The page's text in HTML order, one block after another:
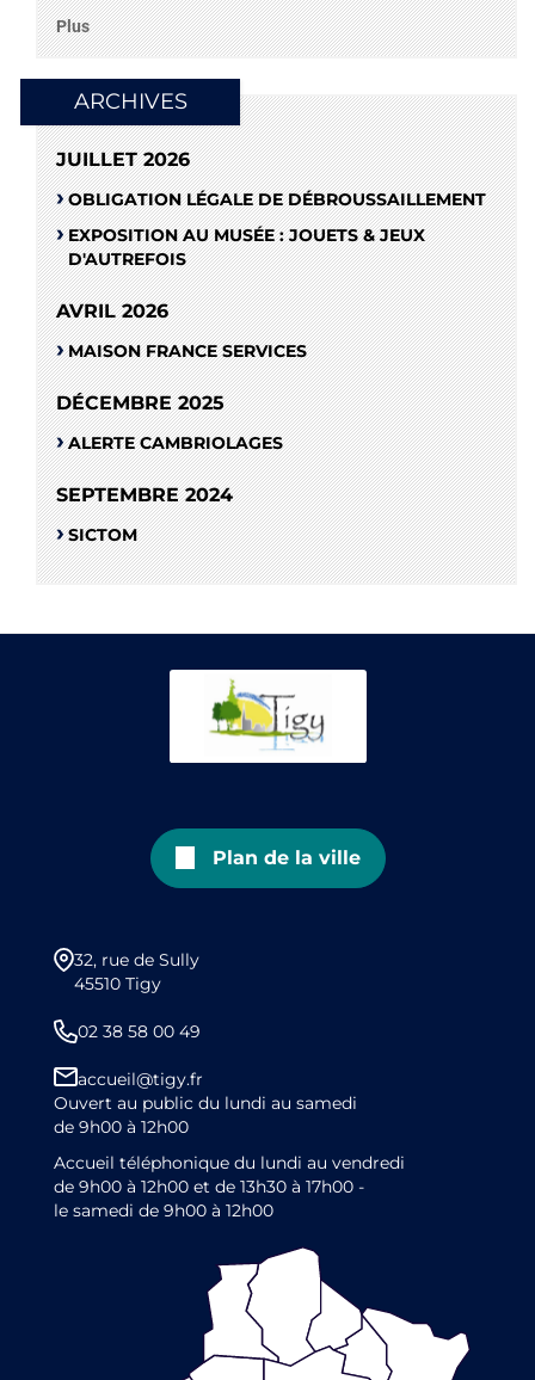
Plus
ARCHIVES
JUILLET 2026
OBLIGATION LÉGALE DE DÉBROUSSAILLEMENT
EXPOSITION AU MUSÉE : JOUETS & JEUX
D'AUTREFOIS
AVRIL 2026
MAISON FRANCE SERVICES
DÉCEMBRE 2025
ALERTE CAMBRIOLAGES
SEPTEMBRE 2024
SICTOM
Plan de la ville
32, rue de Sully
45510 Tigy
02 38 58 00 49
accueil@tigy.fr
Ouvert au public du lundi au samedi
de 9h00 à 12h00
Accueil téléphonique du lundi au vendredi
de 9h00 à 12h00 et de 13h30 à 17h00 -
le samedi de 9h00 à 12h00